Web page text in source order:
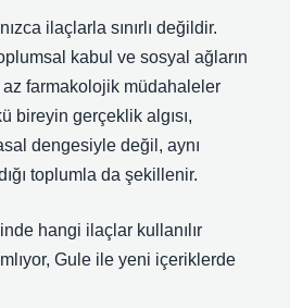
ilaçlarla sınırlı değildir.
kabul ve sosyal ağların
farmakolojik müdahaleler
bireyin gerçeklik algısı,
dengesiyle değil, aynı
toplumla da şekillenir.
hangi ilaçlar kullanılır
Gule ile yeni içeriklerde